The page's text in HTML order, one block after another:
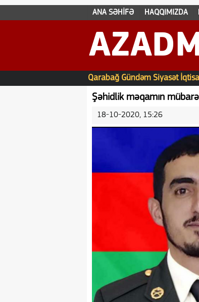
ANA SƏHİFƏ HAQQIMIZDA
Qarabağ Gündəm Siyasət
Şəhidlik məqamın
18-10-2020, 15:26